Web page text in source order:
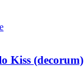
Kiss (decorum)